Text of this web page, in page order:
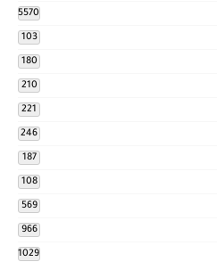
5570
103
180
210
221
246
187
108
569
966
1029